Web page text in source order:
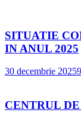
SITUATIE
IN ANUL 2025
30 decembrie 2025
CENTRUL